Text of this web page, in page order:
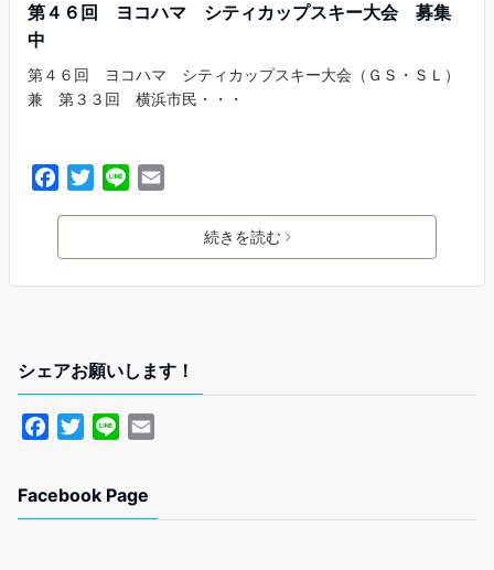
第４６回 ヨコハマ シティカップスキー大会 募集
中
第４６回 ヨコハマ シティカップスキー大会（ＧＳ・ＳＬ）
兼 第３３回 横浜市民・・・
e
b
k
t
t
e
i
l
続きを読む
シェアお願いします！
e
t
e
Facebook Page